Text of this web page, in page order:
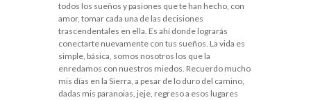
todos los sueños y pasiones que te han hecho, con
amor, tomar cada una de las decisiones
trascendentales en ella. Es ahí donde lograrás
conectarte nuevamente con tus sueños. La vida es
simple, básica, somos nosotros los que la
enredamos con nuestros miedos. Recuerdo mucho
mis días en la Sierra, a pesar de lo duro del camino,
dadas mis paranoias, jeje, regreso a esos lugares